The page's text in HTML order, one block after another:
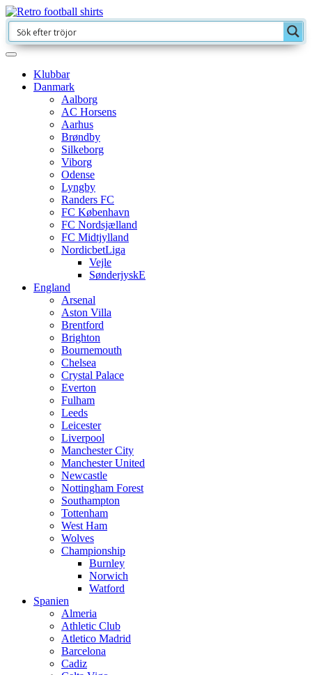
Klubbar
Danmark
Aalborg
AC Horsens
Aarhus
Brøndby
Silkeborg
Viborg
Odense
Lyngby
Randers FC
FC København
FC Nordsjælland
FC Midtjylland
NordicbetLiga
Vejle
SønderjyskE
England
Arsenal
Aston Villa
Brentford
Brighton
Bournemouth
Chelsea
Crystal Palace
Everton
Fulham
Leeds
Leicester
Liverpool
Manchester City
Manchester United
Newcastle
Nottingham Forest
Southampton
Tottenham
West Ham
Wolves
Championship
Burnley
Norwich
Watford
Spanien
Almeria
Athletic Club
Atletico Madrid
Barcelona
Cadiz